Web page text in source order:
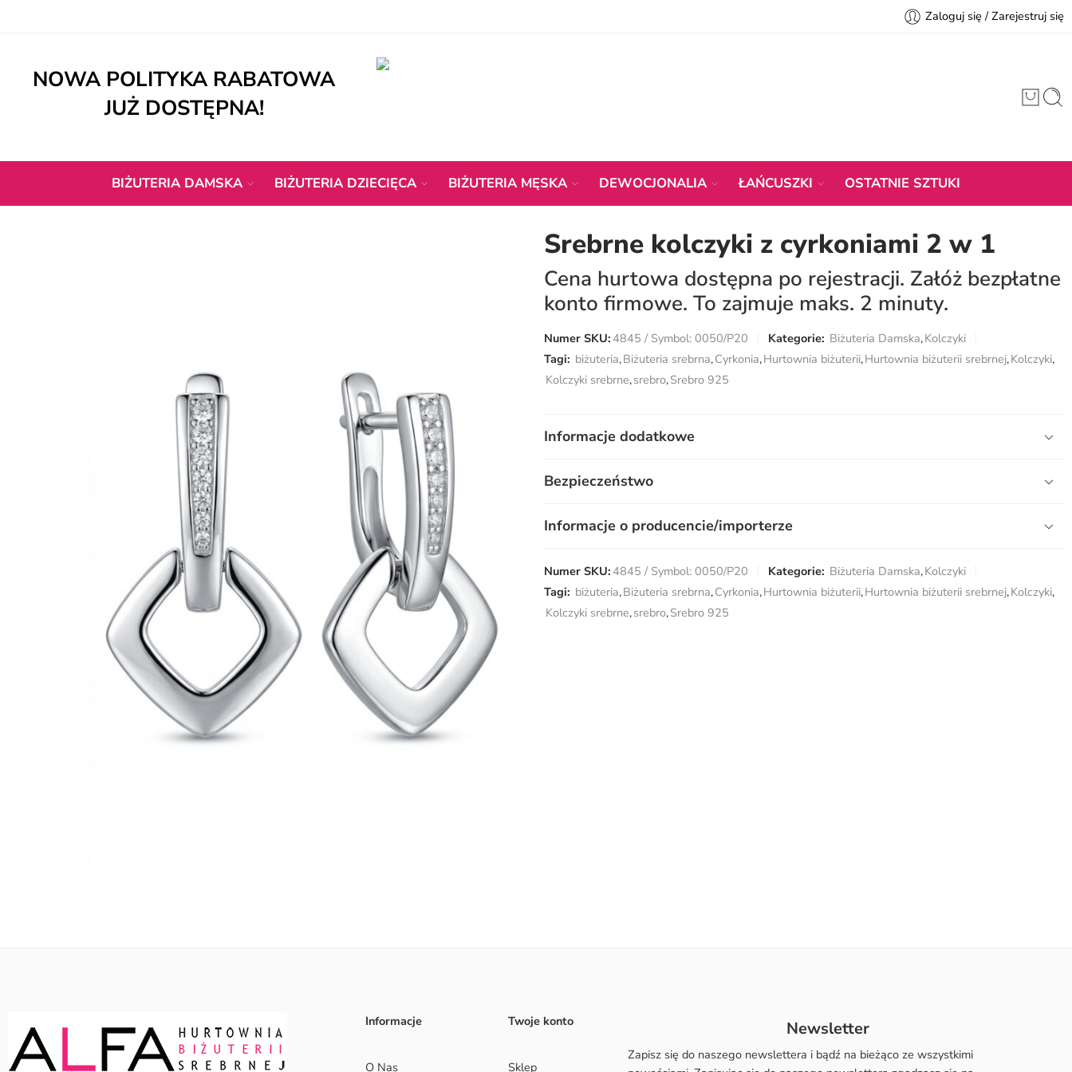
Zaloguj się / Zarejestruj się
NOWA POLITYKA RABATOWA
JUŻ DOSTĘPNA!
BIŻUTERIA DAMSKA BIŻUTERIA DZIECIĘCA BIŻUTERIA MĘSKA DEWOCJONALIA ŁAŃCUSZKI OSTATNIE SZTUKI
Srebrne kolczyki z cyrkoniami 2 w 1
Cena hurtowa dostępna po rejestracji. Załóż bezpłatne
konto firmowe. To zajmuje maks. 2 minuty.
Numer SKU:4845 / Symbol: 0050/P20 Kategorie: Biżuteria Damska,Kolczyki
Tagi: biżuteria,Biżuteria srebrna,Cyrkonia,Hurtownia biżuterii,Hurtownia biżuterii srebrnej,Kolczyki,
Kolczyki srebrne,srebro,Srebro 925
Informacje dodatkowe
Bezpieczeństwo
Informacje o producencie/importerze
Numer SKU:4845 / Symbol: 0050/P20 Kategorie: Biżuteria Damska,Kolczyki
Tagi: biżuteria,Biżuteria srebrna,Cyrkonia,Hurtownia biżuterii,Hurtownia biżuterii srebrnej,Kolczyki,
Kolczyki srebrne,srebro,Srebro 925
Informacje
O Nas
Twoje konto
Sklep
Newsletter
Zapisz się do naszego newslettera i bądź na bieżąco ze wszystkimi